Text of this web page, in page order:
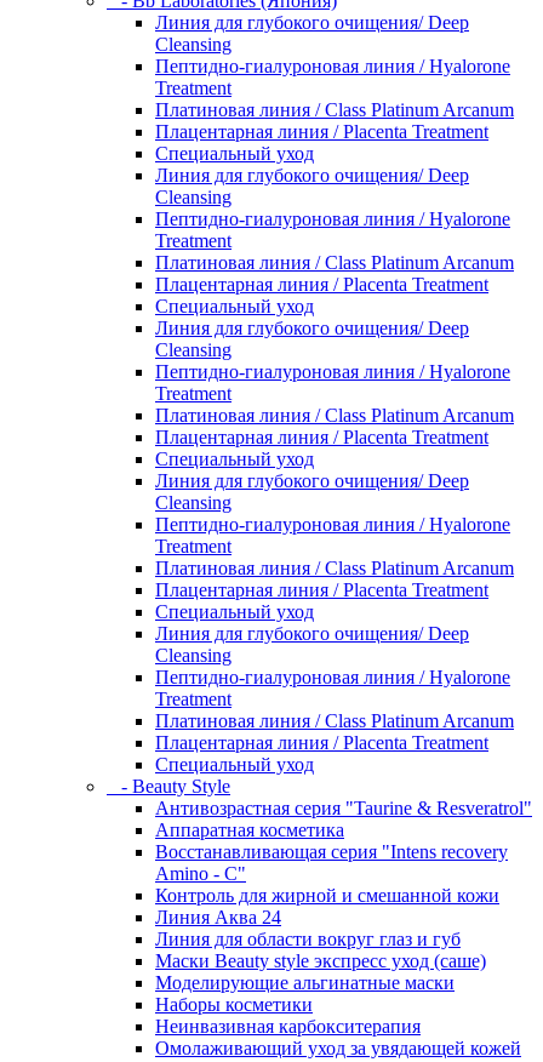
Линия для глубокого очищения/ Deep
Cleansing
Пептидно-гиалуроновая линия / Hyalorone
Treatment
Платиновая линия / Class Platinum Arcanum
Плацентарная линия / Placenta Treatment
Специальный уход
Линия для глубокого очищения/ Deep
Cleansing
Пептидно-гиалуроновая линия / Hyalorone
Treatment
Платиновая линия / Class Platinum Arcanum
Плацентарная линия / Placenta Treatment
Специальный уход
Линия для глубокого очищения/ Deep
Cleansing
Пептидно-гиалуроновая линия / Hyalorone
Treatment
Платиновая линия / Class Platinum Arcanum
Плацентарная линия / Placenta Treatment
Специальный уход
Линия для глубокого очищения/ Deep
Cleansing
Пептидно-гиалуроновая линия / Hyalorone
Treatment
Платиновая линия / Class Platinum Arcanum
Плацентарная линия / Placenta Treatment
Специальный уход
Линия для глубокого очищения/ Deep
Cleansing
Пептидно-гиалуроновая линия / Hyalorone
Treatment
Платиновая линия / Class Platinum Arcanum
Плацентарная линия / Placenta Treatment
Специальный уход
- Beauty Style
Антивозрастная серия "Taurine & Resveratrol"
Аппаратная косметика
Восстанавливающая серия "Intens recovery
Amino - C"
Контроль для жирной и смешанной кожи
Линия Аква 24
Линия для области вокруг глаз и губ
Маски Beauty style экспресс уход (саше)
Моделирующие альгинатные маски
Наборы косметики
Неинвазивная карбокситерапия
Омолаживающий уход за увядающей кожей